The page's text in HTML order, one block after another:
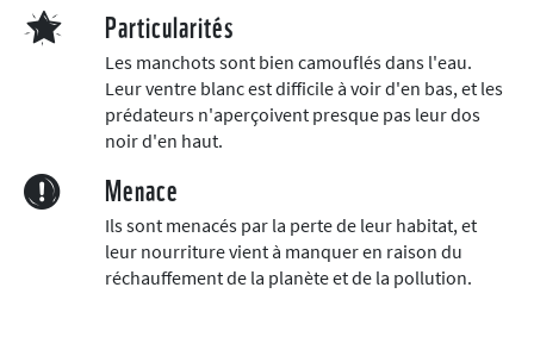
Particularités
Les manchots sont bien camouflés dans l'eau.
Leur ventre blanc est difficile à voir d'en bas, et les
prédateurs n'aperçoivent presque pas leur dos
noir d'en haut.
Menace
Ils sont menacés par la perte de leur habitat, et
leur nourriture vient à manquer en raison du
réchauffement de la planète et de la pollution.